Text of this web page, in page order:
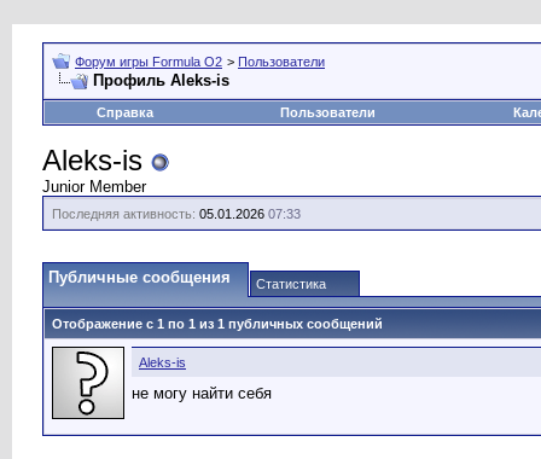
Форум игры Formula O2 > Пользователи
Профиль Aleks-is
Справка Пользователи
Aleks-is
Junior Member
Последняя активность: 05.01.2026 07:33
Публичные сообщения Статистика
Отображение с 1 по 1 из 1 публичных сообщений
Aleks-is
не могу найти себя